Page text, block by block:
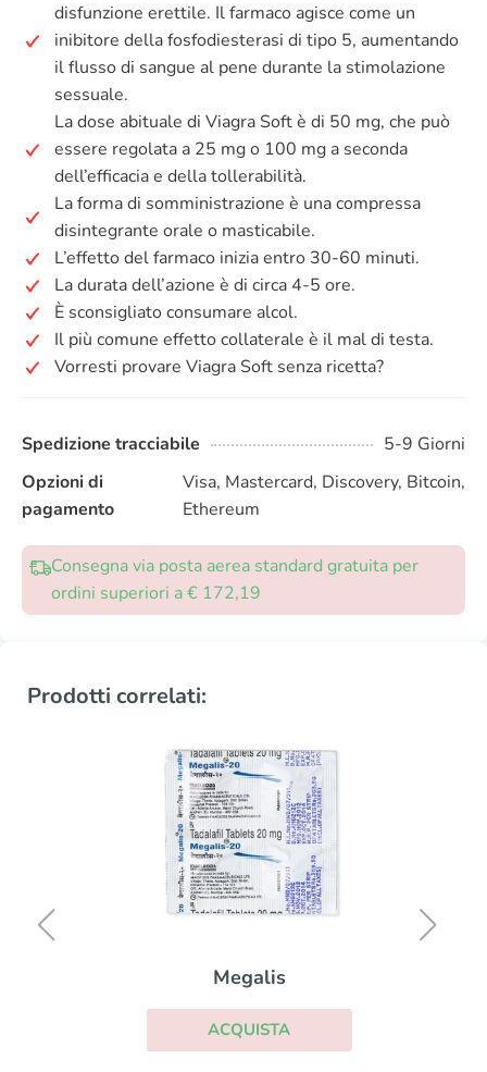
disfunzione erettile. Il farmaco agisce come un
inibitore della fosfodiesterasi di tipo 5, aumentando
il flusso di sangue al pene durante la stimolazione
sessuale.
La dose abituale di Viagra Soft è di 50 mg, che può
essere regolata a 25 mg o 100 mg a seconda
dell’efficacia e della tollerabilità.
La forma di somministrazione è una compressa
disintegrante orale o masticabile.
L’effetto del farmaco inizia entro 30-60 minuti.
La durata dell’azione è di circa 4-5 ore.
È sconsigliato consumare alcol.
Il più comune effetto collaterale è il mal di testa.
Vorresti provare Viagra Soft senza ricetta?
Spedizione tracciabile
5-9 Giorni
Opzioni di
pagamento
Visa, Mastercard, Discovery, Bitcoin,
Ethereum
Consegna via posta aerea standard gratuita per
ordini superiori a € 172,19
Prodotti correlati:
Megalis
ACQUISTA